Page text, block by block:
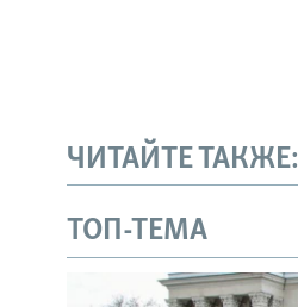
ЧИТАЙТЕ ТАКЖЕ:
ТОП-ТЕМА